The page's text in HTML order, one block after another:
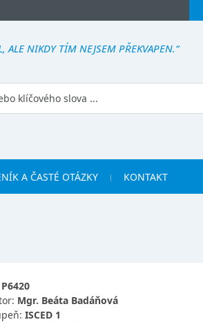
ALE NIKDY TÍM NEJSEM PŘEKVAPEN.“
A ČASTÉ OTÁZKY KONTAKT
P6420
Mgr. Beáta Badáňová
ISCED 1